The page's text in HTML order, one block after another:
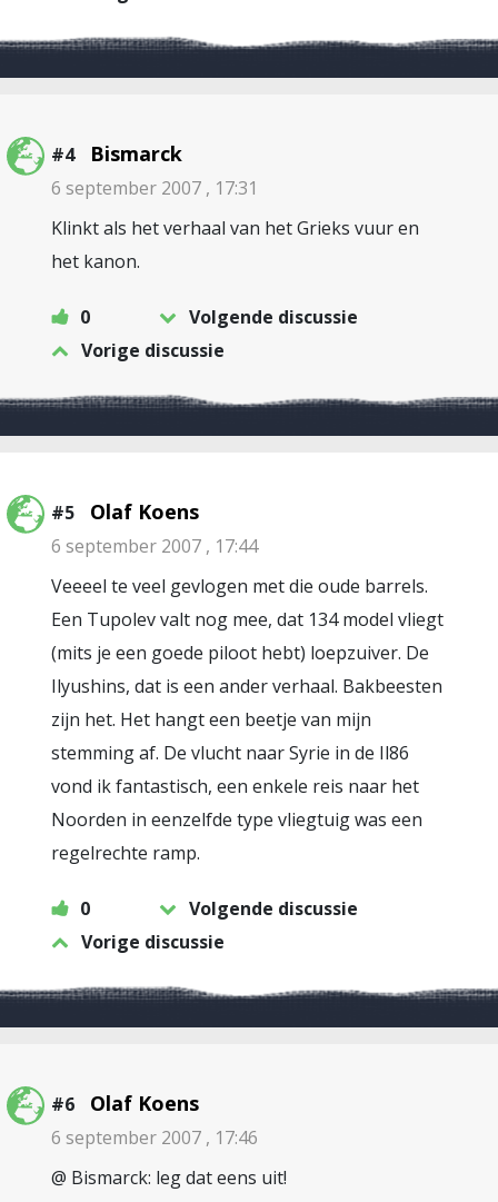
#4 Bismarck
6 september 2007 , 17:31
Klinkt als het verhaal van het Grieks vuur en
het kanon.
0
Volgende discussie
Vorige discussie
#5 Olaf Koens
6 september 2007 , 17:44
Veeeel te veel gevlogen met die oude barrels.
Een Tupolev valt nog mee, dat 134 model vliegt
(mits je een goede piloot hebt) loepzuiver. De
Ilyushins, dat is een ander verhaal. Bakbeesten
zijn het. Het hangt een beetje van mijn
stemming af. De vlucht naar Syrie in de Il86
vond ik fantastisch, een enkele reis naar het
Noorden in eenzelfde type vliegtuig was een
regelrechte ramp.
0
Volgende discussie
Vorige discussie
#6 Olaf Koens
6 september 2007 , 17:46
@ Bismarck: leg dat eens uit!